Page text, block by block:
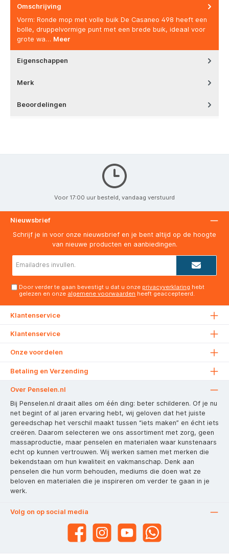
Omschrijving
Vorm: Ronde mop met volle buik De Casaneo 498 heeft een
bolle, druppelvormige punt met een brede buik, ideaal voor
grote wa… Meer
Eigenschappen
Merk
Beoordelingen
Voor 17:00 uur besteld, vandaag verstuurd
Nieuwsbrief
Schrijf je in voor onze nieuwsbrief en je bent altijd op de hoogte
van nieuwe producten en aanbiedingen.
Door verder te gaan bevestigt u dat u onze privacyverklaring hebt
gelezen en onze algemene voorwaarden heeft geaccepteerd.
Klantenservice
Klantenservice
Onze voordelen
Betaling en Verzending
Over Penselen.nl
Bij Penselen.nl draait alles om één ding: beter schilderen. Of je nu
net begint of al jaren ervaring hebt, wij geloven dat het juiste
gereedschap het verschil maakt tussen “iets maken” en écht iets
creëren. Daarom selecteren we ons assortiment met zorg, geen
massaproductie, maar penselen en materialen waar kunstenaars
echt op kunnen vertrouwen. Wij werken samen met merken die
bekendstaan om hun kwaliteit en vakmanschap. Denk aan
penselen die hun vorm behouden, mediums die doen wat ze
beloven en materialen die je inspireren om verder te gaan in je
werk.
Volg on op social media